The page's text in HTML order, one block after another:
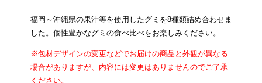
福岡～沖縄県の果汁等を使用したグミを8種類詰め合わせま
した。個性豊かなグミの食べ比べをお楽しみください。
※包材デザインの変更などでお届けの商品と外観が異なる
場合がありますが、内容には変更はありませんのでご了承
ください。